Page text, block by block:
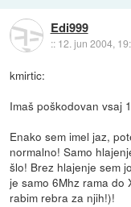
Edi999
:: 12. jun 2004,
kmirtic:
Imaš poškodovan vsaj
Enako sem imel jaz,
normalno! Samo
šlo! Brez hlajenje sem
je samo 6Mhz rama do
rabim rebra za njih!)!